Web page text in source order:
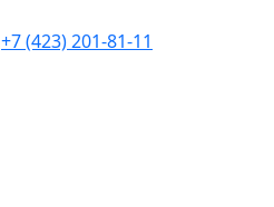
+7 (423) 201-81-11